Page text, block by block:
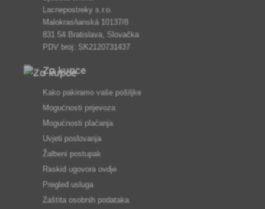
Lacnepostreky s.r.o.
Malokrasňanská 10137/8
831 54 Bratislava, Slovačka
PDV broj: SK2120731437
Za kupce
Kako pakiramo vaše pošiljke
Mogućnosti prijevoza
Mogućnosti plaćanja
Uvjeti poslovanja
Žalbeni postupak
Raskid ugovora ovdje
Pregled usluga
Zaštita osobnih podataka